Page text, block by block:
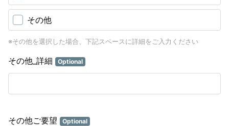
その他
※その他を選択した場合、下記スペースに詳細をご入力ください
その他_詳細 Optional
その他ご要望 Optional